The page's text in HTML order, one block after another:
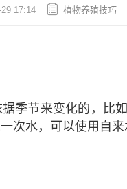
17:14 植物养殖技巧
季节来变化的，比
次水，可以使用自来